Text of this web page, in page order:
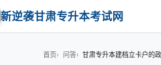
新逆袭甘肃专升本考试网
首页 问答 甘肃专升本建档立卡户的